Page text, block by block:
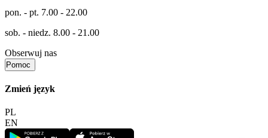
pon. - pt. 7.00 - 22.00
sob. - niedz. 8.00 - 21.00
Obserwuj nas
Pomoc
Zmień język
PL
EN